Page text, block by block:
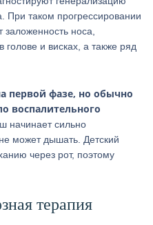
При таком прогрессировании
носа,
голове и висках, а также ряд
первой фазе, но обычно
воспалительного
начинает сильно
не может дышать. Детский
через рот, поэтому
терапия